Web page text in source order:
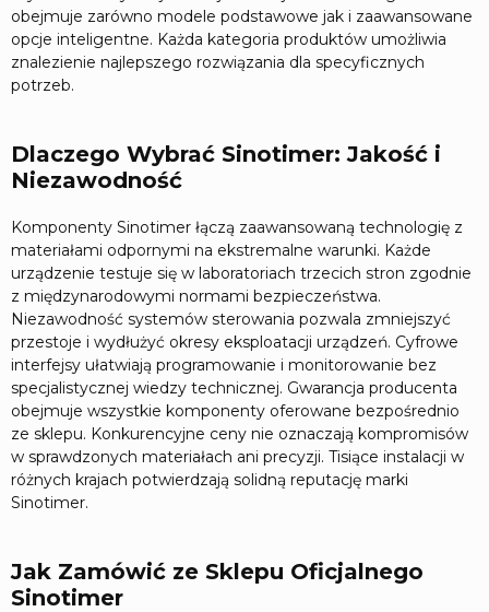
obejmuje zarówno modele podstawowe jak i zaawansowane
opcje inteligentne. Każda kategoria produktów umożliwia
znalezienie najlepszego rozwiązania dla specyficznych
potrzeb.
Dlaczego Wybrać Sinotimer: Jakość i
Niezawodność
Komponenty Sinotimer łączą zaawansowaną technologię z
materiałami odpornymi na ekstremalne warunki. Każde
urządzenie testuje się w laboratoriach trzecich stron zgodnie
z międzynarodowymi normami bezpieczeństwa.
Niezawodność systemów sterowania pozwala zmniejszyć
przestoje i wydłużyć okresy eksploatacji urządzeń. Cyfrowe
interfejsy ułatwiają programowanie i monitorowanie bez
specjalistycznej wiedzy technicznej. Gwarancja producenta
obejmuje wszystkie komponenty oferowane bezpośrednio
ze sklepu. Konkurencyjne ceny nie oznaczają kompromisów
w sprawdzonych materiałach ani precyzji. Tisiące instalacji w
różnych krajach potwierdzają solidną reputację marki
Sinotimer.
Jak Zamówić ze Sklepu Oficjalnego
Sinotimer